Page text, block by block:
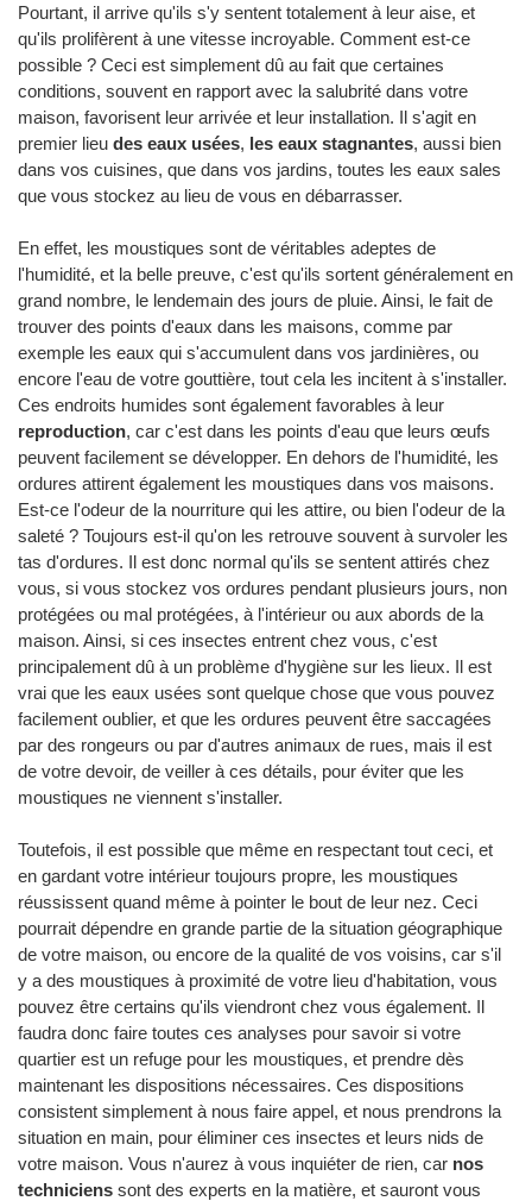
Pourtant, il arrive qu'ils s'y sentent totalement à leur aise, et
qu'ils prolifèrent à une vitesse incroyable. Comment est-ce
possible ? Ceci est simplement dû au fait que certaines
conditions, souvent en rapport avec la salubrité dans votre
maison, favorisent leur arrivée et leur installation. Il s'agit en
premier lieu des eaux usées, les eaux stagnantes, aussi bien
dans vos cuisines, que dans vos jardins, toutes les eaux sales
que vous stockez au lieu de vous en débarrasser.
En effet, les moustiques sont de véritables adeptes de
l'humidité, et la belle preuve, c'est qu'ils sortent généralement en
grand nombre, le lendemain des jours de pluie. Ainsi, le fait de
trouver des points d'eaux dans les maisons, comme par
exemple les eaux qui s'accumulent dans vos jardinières, ou
encore l'eau de votre gouttière, tout cela les incitent à s'installer.
Ces endroits humides sont également favorables à leur
reproduction, car c'est dans les points d'eau que leurs œufs
peuvent facilement se développer. En dehors de l'humidité, les
ordures attirent également les moustiques dans vos maisons.
Est-ce l'odeur de la nourriture qui les attire, ou bien l'odeur de la
saleté ? Toujours est-il qu'on les retrouve souvent à survoler les
tas d'ordures. Il est donc normal qu'ils se sentent attirés chez
vous, si vous stockez vos ordures pendant plusieurs jours, non
protégées ou mal protégées, à l'intérieur ou aux abords de la
maison. Ainsi, si ces insectes entrent chez vous, c'est
principalement dû à un problème d'hygiène sur les lieux. Il est
vrai que les eaux usées sont quelque chose que vous pouvez
facilement oublier, et que les ordures peuvent être saccagées
par des rongeurs ou par d'autres animaux de rues, mais il est
de votre devoir, de veiller à ces détails, pour éviter que les
moustiques ne viennent s'installer.
Toutefois, il est possible que même en respectant tout ceci, et
en gardant votre intérieur toujours propre, les moustiques
réussissent quand même à pointer le bout de leur nez. Ceci
pourrait dépendre en grande partie de la situation géographique
de votre maison, ou encore de la qualité de vos voisins, car s'il
y a des moustiques à proximité de votre lieu d'habitation, vous
pouvez être certains qu'ils viendront chez vous également. Il
faudra donc faire toutes ces analyses pour savoir si votre
quartier est un refuge pour les moustiques, et prendre dès
maintenant les dispositions nécessaires. Ces dispositions
consistent simplement à nous faire appel, et nous prendrons la
situation en main, pour éliminer ces insectes et leurs nids de
votre maison. Vous n'aurez à vous inquiéter de rien, car nos
techniciens sont des experts en la matière, et sauront vous